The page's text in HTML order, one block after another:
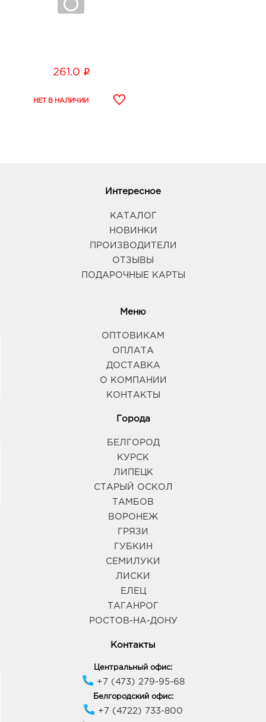
261.0 i
Интересное
КАТАЛОГ
НОВИНКИ
ПРОИЗВОДИТЕЛИ
ОТЗЫВЫ
ПОДАРОЧНЫЕ КАРТЫ
Меню
ОПТОВИКАМ
ОПЛАТА
ДОСТАВКА
О КОМПАНИИ
КОНТАКТЫ
Города
БЕЛГОРОД
КУРСК
ЛИПЕЦК
СТАРЫЙ ОСКОЛ
ТАМБОВ
ВОРОНЕЖ
ГРЯЗИ
ГУБКИН
СЕМИЛУКИ
ЛИСКИ
ЕЛЕЦ
ТАГАНРОГ
РОСТОВ-НА-ДОНУ
Контакты
Центральный офис:
+7 (473) 279-95-68
Белгородский офис:
+7 (4722) 733-800